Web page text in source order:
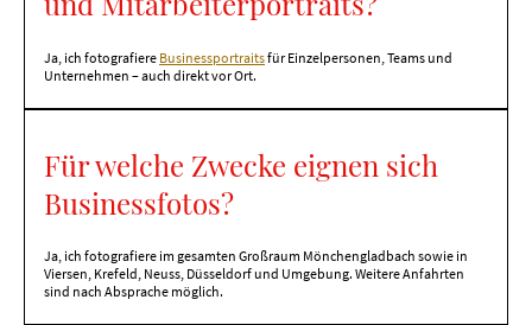
Ja, ich fotografiere Businessportraitsfür Einzelpersonen, Teams und
Unternehmen – auch direkt vor Ort.
Für welche Zwecke eignen sich
Businessfotos?
Ja, ich fotografiere im gesamten Großraum Mönchengladbach sowie in
Viersen, Krefeld, Neuss, Düsseldorf und Umgebung. Weitere Anfahrten
sind nach Absprache möglich.